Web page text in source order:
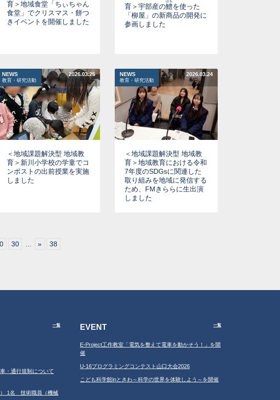
育＞地域食堂「ちぃちゃん
食堂」でクリスマス・餅つ
きイベントを開催しました
育＞宇部産の鱧
はも
を使った
「柳屋」の新商品の開発に
参画しました
NEWS
教育・研究活動
2026.03.25
＜地域課題解決型 地域教
育＞新川小学校の学童でコ
ンポストの出前授業を実施
しました
NEWS
教育・研究活動
2026.03.24
＜地域課題解決型 地域教
育＞地域教育における令和
7年度のSDGsに関連した
取り組みを地域に発信する
ため、FMきららに生出演
しました
30 » 38
一覧
・通行規制について
1名 技術職員（機械
EVENT 一覧
E-Project工作教室「電気を整えて電車を動かそう！」を開
催
U-16プログラミングコンテスト山口大会2026
こども科学館inときわ～科学の世界を体験しよう～を開催